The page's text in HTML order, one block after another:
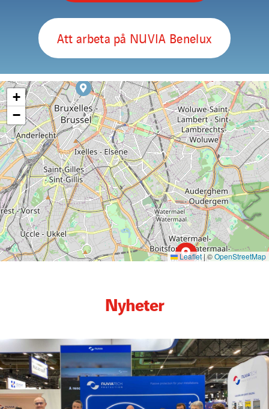
Att arbeta på NUVIA Benelux
+
−
Leaflet|©OpenStreetMap
Nyheter